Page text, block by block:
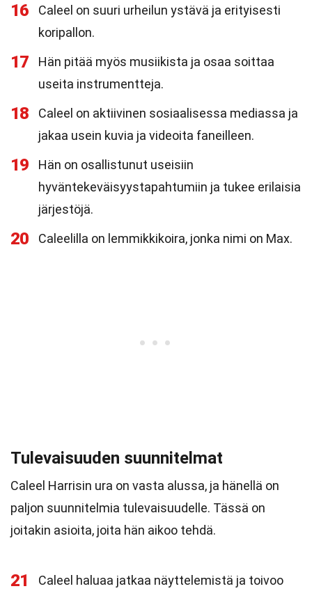
16
Caleel on suuri urheilun ystävä ja erityisesti
koripallon.
17
Hän pitää myös musiikista ja osaa soittaa
useita instrumentteja.
18
Caleel on aktiivinen sosiaalisessa mediassa ja
jakaa usein kuvia ja videoita faneilleen.
19
Hän on osallistunut useisiin
hyväntekeväisyystapahtumiin ja tukee erilaisia
järjestöjä.
20 Caleelilla on lemmikkikoira, jonka nimi on Max.
Tulevaisuuden suunnitelmat
Caleel Harrisin ura on vasta alussa, ja hänellä on
paljon suunnitelmia tulevaisuudelle. Tässä on
joitakin asioita, joita hän aikoo tehdä.
21
Caleel haluaa jatkaa näyttelemistä ja toivoo